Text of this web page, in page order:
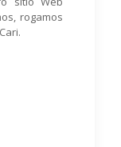
rogamos